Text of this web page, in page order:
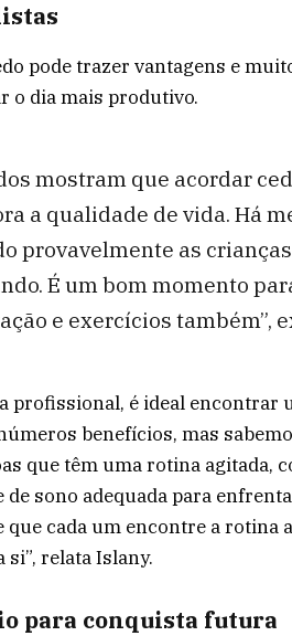
pode trazer vantagens e
o dia mais produtivo.
mostram que acordar
a qualidade de vida. Há
provavelmente as
É um bom momento
e exercícios também”,
profissional, é ideal encontrar
benefícios, mas
que têm uma rotina agitada,
de sono adequada para
cada um encontre a rotina
si”, relata Islany.
para conquista futura